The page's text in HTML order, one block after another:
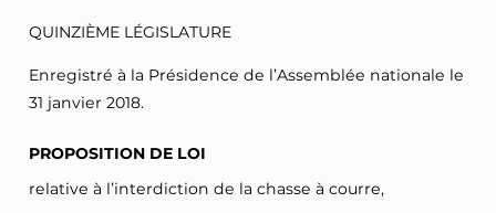
QUINZIÈME LÉGISLATURE
Enregistré à la Présidence de l’Assemblée nationale le
31 janvier 2018.
PROPOSITION DE LOI
relative à l’interdiction de la chasse à courre,